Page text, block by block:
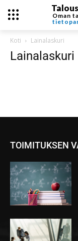
Oman
Koti Lainalaskuri
Lainalaskuri
TOIMITUKSEN